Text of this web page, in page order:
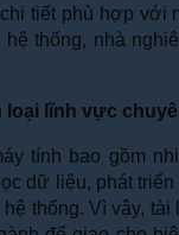
tiết phù hợp với
hệ thống, nhà
loại lĩnh vực
tính bao gồm
dữ liệu, phát
hệ thống. Vì vậy,